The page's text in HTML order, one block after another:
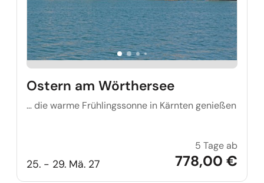
Ostern am Wörthersee
… die warme Frühlingssonne in Kärnten genießen
25. - 29. Mä. 27
5 Tage ab
778,00 €